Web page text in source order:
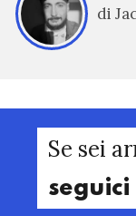
di
Se sei
seguici